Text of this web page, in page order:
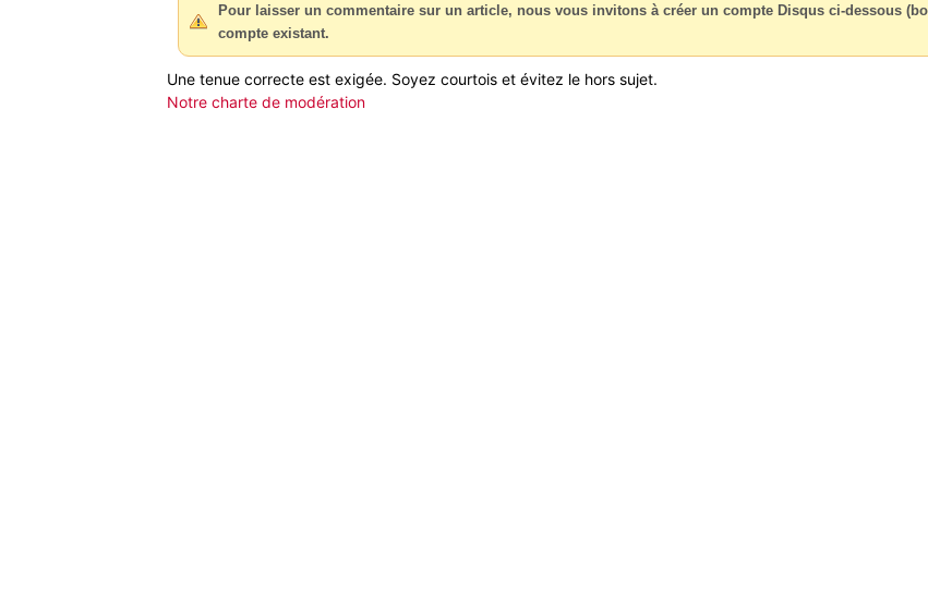
Pour laisser un commentaire sur un article, nous vous invitons à créer un compte Disqus ci-dessous
compte existant.
Une tenue correcte est exigée. Soyez courtois et évitez le hors sujet.
Notre charte de modération